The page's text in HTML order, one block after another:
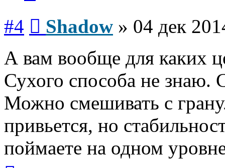
#4 Shadow » 04 дек
А вам вообще для каких
Сухого способа не знаю.
Можно смешивать с
привьется, но
поймаете на одном